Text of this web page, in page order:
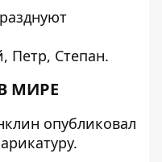
Петр, Степан.
МИРЕ
опубликовал